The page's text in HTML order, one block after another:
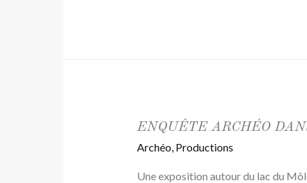
ENQUÊTE ARCHÉO
Archéo, Productions
Une exposition autour du lac du